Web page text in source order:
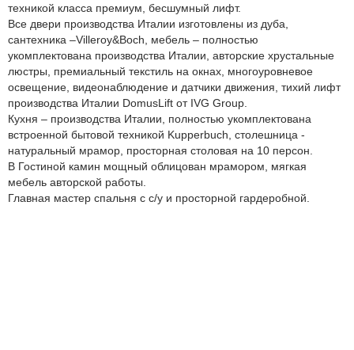
техникой класса премиум, бесшумный лифт.
Все двери производства Италии изготовлены из дуба,
сантехника –Villeroy&Boch, мебель – полностью
укомплектована производства Италии, авторские хрустальные
люстры, премиальный текстиль на окнах, многоуровневое
освещение, видеонаблюдение и датчики движения, тихий лифт
производства Италии DomusLift от IVG Group.
Кухня – производства Италии, полностью укомплектована
встроенной бытовой техникой Kupperbuch, столешница -
натуральный мрамор, просторная столовая на 10 персон.
В Гостиной камин мощный облицован мрамором, мягкая
мебель авторской работы.
Главная мастер спальня с с/у и просторной гардеробной.